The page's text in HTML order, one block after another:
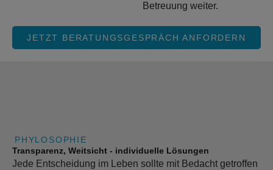
Betreuung weiter.
JETZT BERATUNGSGESPRÄCH ANFORDERN
PHYLOSOPHIE
Transparenz, Weitsicht - individuelle Lösungen
Jede Entscheidung im Leben sollte mit Bedacht getroffen